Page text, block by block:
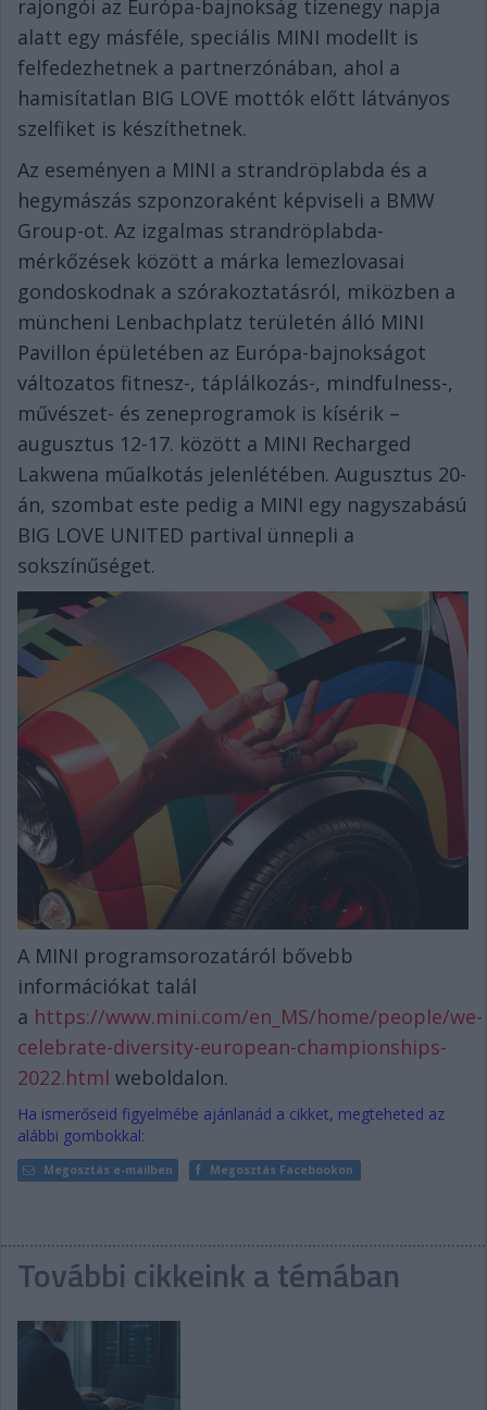
rajongói az Európa-bajnokság tizenegy napja
alatt egy másféle, speciális MINI modellt is
felfedezhetnek a partnerzónában, ahol a
hamisítatlan BIG LOVE mottók előtt látványos
szelfiket is készíthetnek.
Az eseményen a MINI a strandröplabda és a
hegymászás szponzoraként képviseli a BMW
Group-ot. Az izgalmas strandröplabda-
mérkőzések között a márka lemezlovasai
gondoskodnak a szórakoztatásról, miközben a
müncheni Lenbachplatz területén álló MINI
Pavillon épületében az Európa-bajnokságot
változatos fitnesz-, táplálkozás-, mindfulness-,
művészet- és zeneprogramok is kísérik –
augusztus 12-17. között a MINI Recharged
Lakwena műalkotás jelenlétében. Augusztus 20-
án, szombat este pedig a MINI egy nagyszabású
BIG LOVE UNITED partival ünnepli a
sokszínűséget.
A MINI programsorozatáról bővebb
információkat talál
a https://www.mini.com/en_MS/home/people/we-
celebrate-diversity-european-championships-
2022.html weboldalon.
Ha ismerőseid figyelmébe ajánlanád a cikket, megteheted az
alábbi gombokkal:
Megosztás e-mailben Megosztás Facebookon
További cikkeink a témában